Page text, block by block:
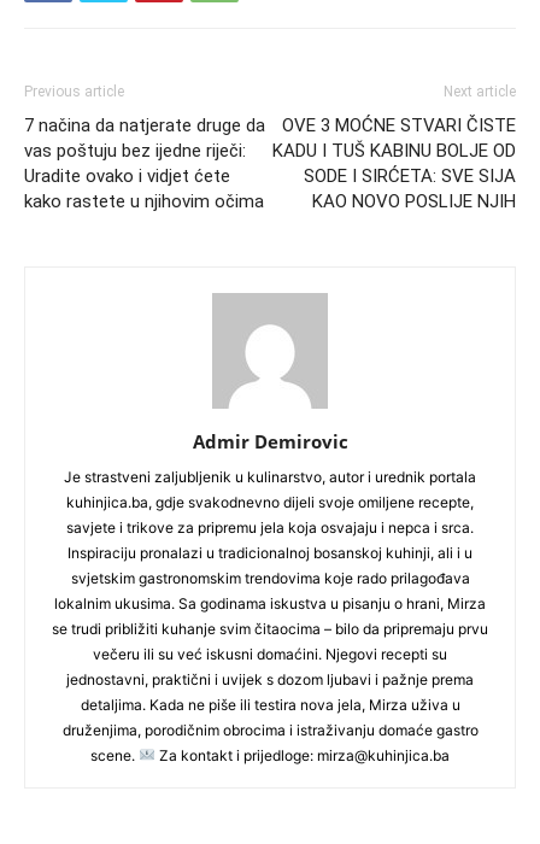
Previous article
7 načina da natjerate druge da
vas poštuju bez ijedne riječi:
Uradite ovako i vidjet ćete
kako rastete u njihovim očima
Next article
OVE 3 MOĆNE STVARI ČISTE
KADU I TUŠ KABINU BOLJE OD
SODE I SIRĆETA: SVE SIJA
KAO NOVO POSLIJE NJIH
Admir Demirovic
Je strastveni zaljubljenik u kulinarstvo, autor i urednik portala
kuhinjica.ba, gdje svakodnevno dijeli svoje omiljene recepte,
savjete i trikove za pripremu jela koja osvajaju i nepca i srca.
Inspiraciju pronalazi u tradicionalnoj bosanskoj kuhinji, ali i u
svjetskim gastronomskim trendovima koje rado prilagođava
lokalnim ukusima. Sa godinama iskustva u pisanju o hrani, Mirza
se trudi približiti kuhanje svim čitaocima – bilo da pripremaju prvu
večeru ili su već iskusni domaćini. Njegovi recepti su
jednostavni, praktični i uvijek s dozom ljubavi i pažnje prema
detaljima. Kada ne piše ili testira nova jela, Mirza uživa u
druženjima, porodičnim obrocima i istraživanju domaće gastro
scene.
Za kontakt i prijedloge: mirza@kuhinjica.ba